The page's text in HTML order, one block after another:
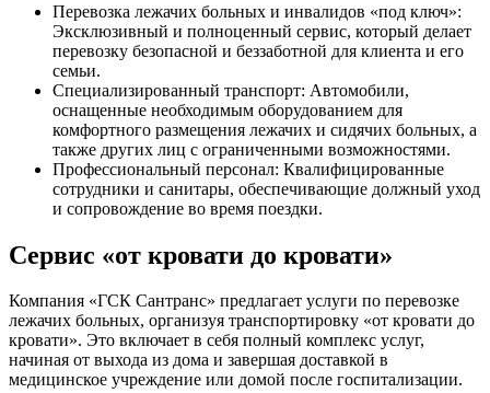
Перевозка лежачих больных и инвалидов «под ключ»:
Эксклюзивный и полноценный сервис, который делает
перевозку безопасной и беззаботной для клиента и его
семьи.
Специализированный транспорт: Автомобили,
оснащенные необходимым оборудованием для
комфортного размещения лежачих и сидячих больных, а
также других лиц с ограниченными возможностями.
Профессиональный персонал: Квалифицированные
сотрудники и санитары, обеспечивающие должный уход
и сопровождение во время поездки.
Сервис «от кровати до кровати»
Компания «ГСК Сантранс» предлагает услуги по перевозке
лежачих больных, организуя транспортировку «от кровати до
кровати». Это включает в себя полный комплекс услуг,
начиная от выхода из дома и завершая доставкой в
медицинское учреждение или домой после госпитализации.